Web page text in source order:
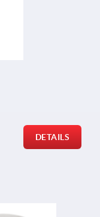
DETAILS